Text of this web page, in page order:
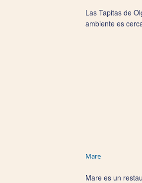
Las Tapitas de
ambiente es
Mare
​​​​​Mare es un